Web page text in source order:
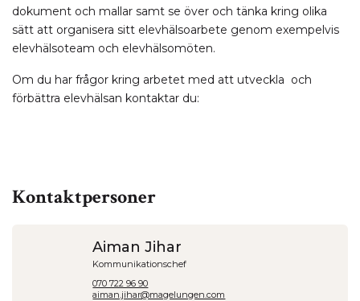
dokument och mallar samt se över och tänka kring olika
sätt att organisera sitt elevhälsoarbete genom exempelvis
elevhälsoteam och elevhälsomöten.
Om du har frågor kring arbetet med att utveckla och
förbättra elevhälsan kontaktar du:
Kontaktpersoner
Aiman Jihar
Kommunikationschef
070 722 96 90
aiman.jihar@magelungen.com